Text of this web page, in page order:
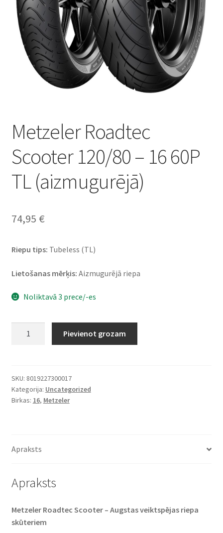
Metzeler Roadtec
Scooter 120/80 – 16 60P
TL (aizmugurējā)
74,95 €
Riepu tips: Tubeless (TL)
Lietošanas mērķis: Aizmugurējā riepa
Noliktavā 3 prece/-es
-
16
60P
Pievienot grozam
SKU: 8019227300017
Kategorija: Uncategorized
Birkas: 16, Metzeler
Apraksts
Apraksts
Metzeler Roadtec Scooter – Augstas veiktspējas riepa
skūteriem